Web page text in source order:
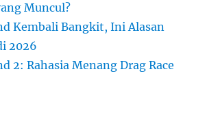
Muncul?
Kembali Bangkit, Ini Alasan
2026
2: Rahasia Menang Drag Race